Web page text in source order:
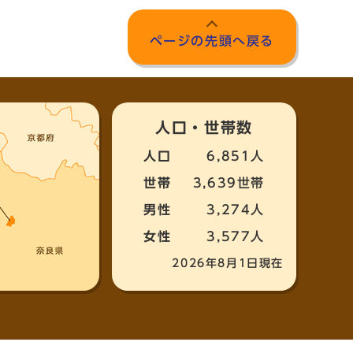
ページの先頭へ戻る
人口・世帯数
人口 6,851人
世帯 3,639世帯
男性 3,274人
女性 3,577人
2026年8月1日現在